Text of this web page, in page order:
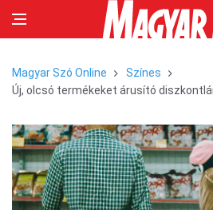
Magyar Szó Online
Színes
Új, olcsó termékeket árusító